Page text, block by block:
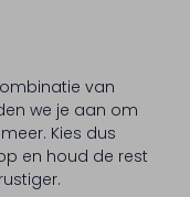
van
we je aan om
Kies dus
en houd de rest